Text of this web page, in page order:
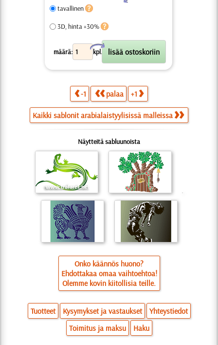
tavallinen
3D, hinta +30%
määrä: kpl.
X
-1 palaa +1
Kaikki sablonit arabialaistyylisissä malleissa
Näytteitä sabluunoista
Onko käännös huono?
Ehdottakaa omaa vaihtoehtoa!
Olemme kovin kiitollisia teille.
Tuotteet Kysymykset ja vastaukset
Yhteystiedot
Toimitus ja maksu
Haku